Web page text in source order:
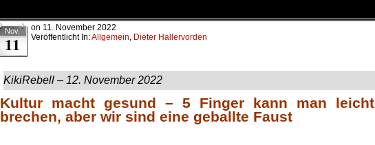
Nov.
11
on 11. November 2022
Veröffentlicht In:Allgemein, Dieter Hallervorden
KikiRebell – 12. November 2022
Kultur macht gesund – 5 Finger kann man leicht
brechen, aber wir sind eine geballte Faust